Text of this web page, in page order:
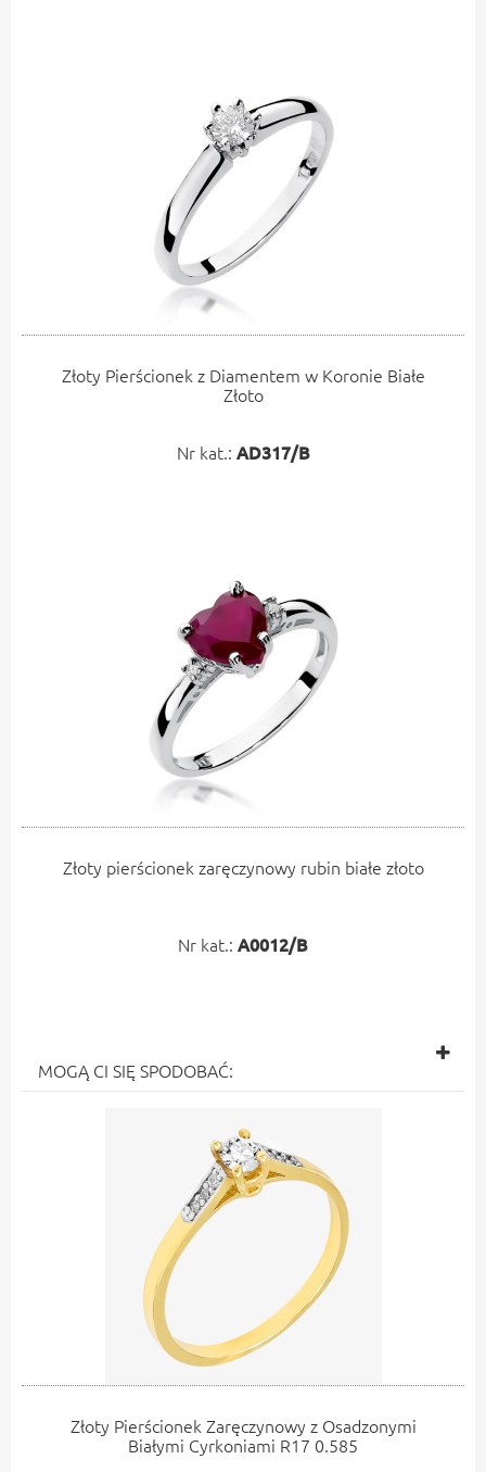
Złoty Pierścionek z Diamentem w Koronie Białe
Złoto
Nr kat.: AD317/B
Złoty pierścionek zaręczynowy rubin białe złoto
Nr kat.: A0012/B
MOGĄ CI SIĘ SPODOBAĆ:
Złoty Pierścionek Zaręczynowy z Osadzonymi
Białymi Cyrkoniami R17 0.585